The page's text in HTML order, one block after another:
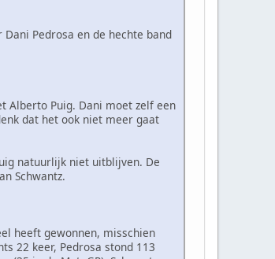
Pedrosa en de hechte band
Alberto Puig. Dani moet zelf een
dat het ook niet meer gaat
natuurlijk niet uitblijven. De
Schwantz.
heeft gewonnen, misschien
22 keer, Pedrosa stond 113